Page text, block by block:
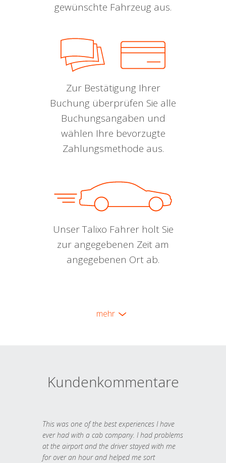
gewünschte Fahrzeug aus.
Zur Bestätigung Ihrer
Buchung überprüfen Sie alle
Buchungsangaben und
wählen Ihre bevorzugte
Zahlungsmethode aus.
Unser Talixo Fahrer holt Sie
zur angegebenen Zeit am
angegebenen Ort ab.
mehr
Kundenkommentare
This was one of the best experiences I have
ever had with a cab company. I had problems
at the airport and the driver stayed with me
for over an hour and helped me sort